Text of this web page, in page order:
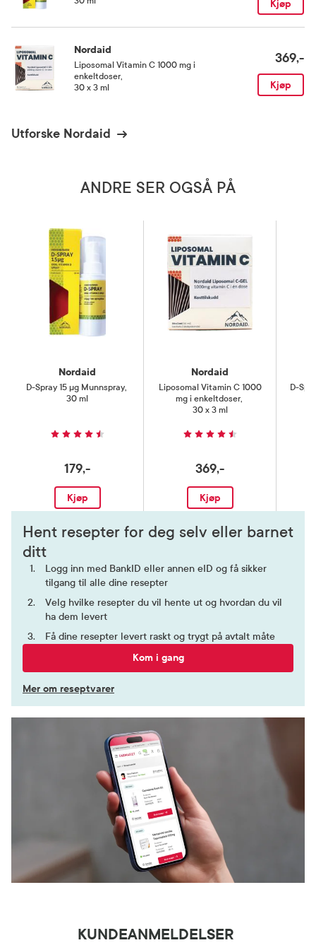
Smak
Nøytral
Kategori
Kjøp
Nordaid
Liposomal Vitamin C 1000 mg i
enkeltdoser
30 x 3 ml
369,-
Kjøp
Utforske Nordaid
ANDRE SER OGSÅ PÅ
Nordaid
D-Spray 15 µg Munnspray,
30 ml
179,-
Kjøp
Nordaid
Liposomal Vitamin C 1000
mg i enkeltdoser,
30 x 3 ml
369,-
Kjøp
D-
Hent resepter for deg selv eller barnet
ditt
Logg inn med BankID eller annen eID og få sikker
tilgang til alle dine resepter
Velg hvilke resepter du vil hente ut og hvordan du vil
ha dem levert
Få dine resepter levert raskt og trygt på avtalt måte
Kom i gang
Mer om reseptvarer
KUNDEANMELDELSER